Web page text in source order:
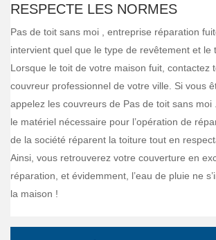
RESPECTE LES NORMES
Pas de toit sans moi , entreprise réparation
intervient quel que le type de revêtement et le
Lorsque le toit de votre maison fuit, contactez
couvreur professionnel de votre ville. Si vous
appelez les couvreurs de Pas de toit sans moi
le matériel nécessaire pour l’opération de
de la société réparent la toiture tout en
Ainsi, vous retrouverez votre couverture en
réparation, et évidemment, l’eau de pluie ne
la maison !